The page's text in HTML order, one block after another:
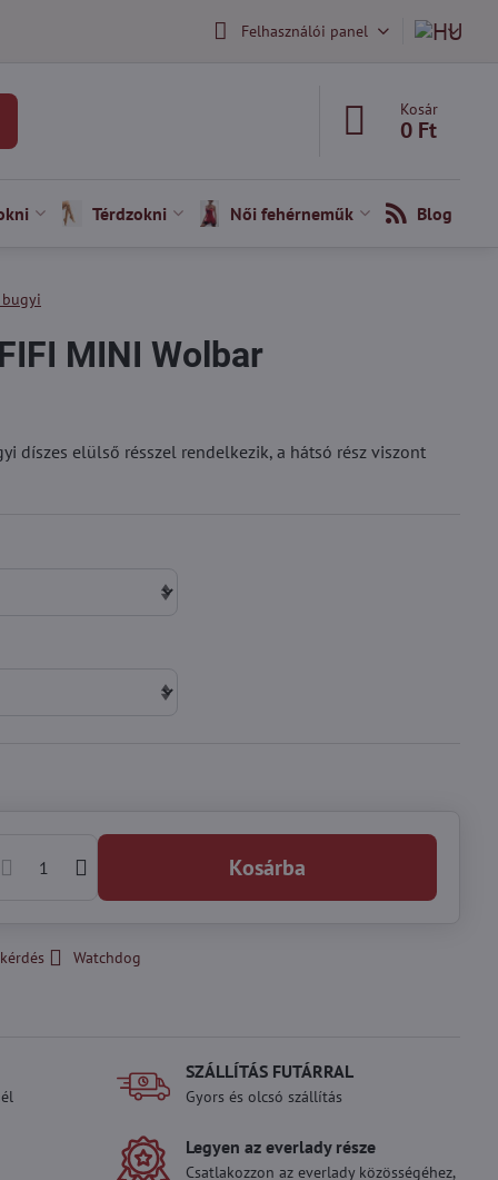
Felhasználói panel
Kosár
0 Ft
Térdzokni Női fehérneműk Blog
bugyi
MINI Wolbar
díszes elülső résszel rendelkezik, a hátsó rész viszont
Kosárba
Watchdog
SZÁLLÍTÁS FUTÁRRAL
Gyors és olcsó szállítás
Legyen az everlady része
Csatlakozzon az everlady közösségéhez,